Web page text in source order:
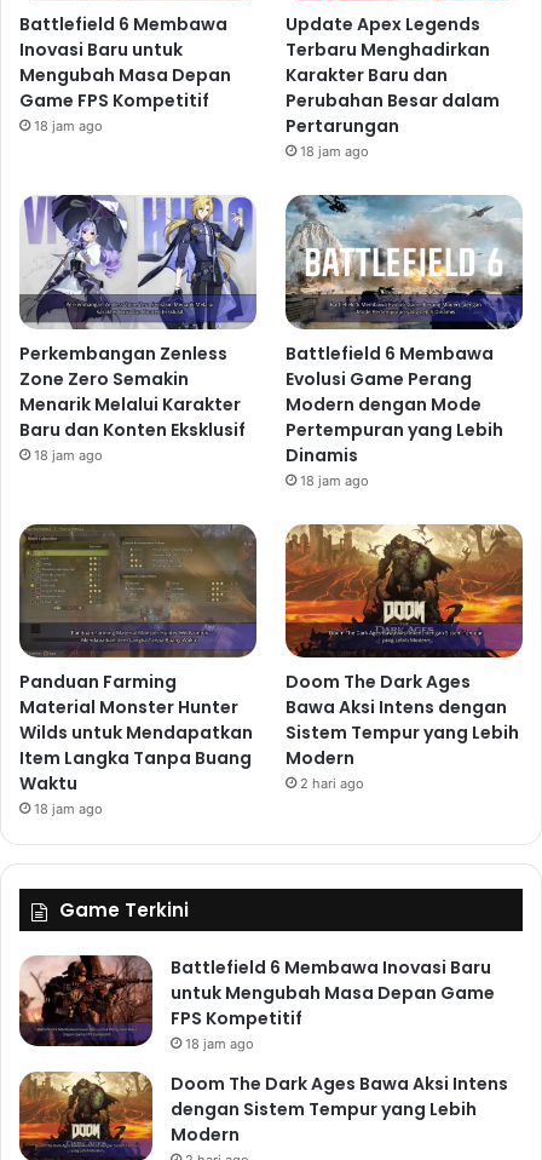
Battlefield 6 Membawa
Inovasi Baru untuk
Mengubah Masa Depan
Game FPS Kompetitif
18 jam ago
Update Apex Legends
Terbaru Menghadirkan
Karakter Baru dan
Perubahan Besar dalam
Pertarungan
18 jam ago
Perkembangan Zenless
Zone Zero Semakin
Menarik Melalui Karakter
Baru dan Konten Eksklusif
18 jam ago
Battlefield 6 Membawa
Evolusi Game Perang
Modern dengan Mode
Pertempuran yang Lebih
Dinamis
18 jam ago
Panduan Farming
Material Monster Hunter
Wilds untuk Mendapatkan
Item Langka Tanpa Buang
Waktu
18 jam ago
Doom The Dark Ages
Bawa Aksi Intens dengan
Sistem Tempur yang Lebih
Modern
2 hari ago
Game Terkini
Battlefield 6 Membawa Inovasi Baru
untuk Mengubah Masa Depan Game
FPS Kompetitif
18 jam ago
Doom The Dark Ages Bawa Aksi Intens
dengan Sistem Tempur yang Lebih
Modern